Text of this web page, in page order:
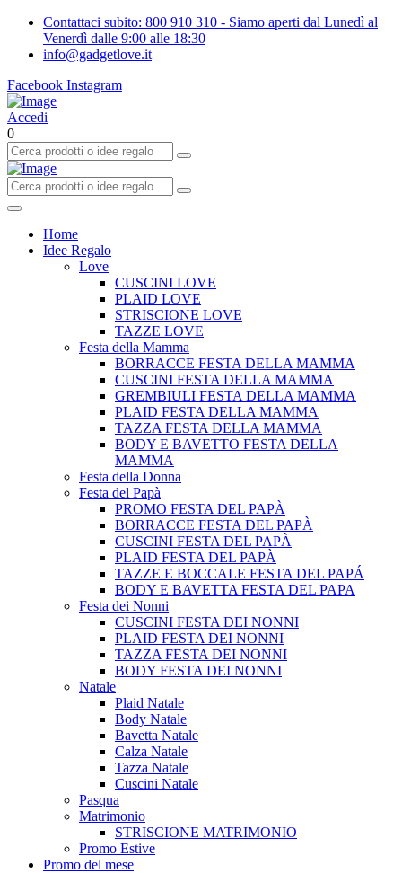
Contattaci subito: 800 910 310 - Siamo aperti dal Lunedì al
Venerdì dalle 9:00 alle 18:30
info@gadgetlove.it
Facebook Instagram
Accedi
0
Home
Idee Regalo
Love
CUSCINI LOVE
PLAID LOVE
STRISCIONE LOVE
TAZZE LOVE
Festa della Mamma
BORRACCE FESTA DELLA MAMMA
CUSCINI FESTA DELLA MAMMA
GREMBIULI FESTA DELLA MAMMA
PLAID FESTA DELLA MAMMA
TAZZA FESTA DELLA MAMMA
BODY E BAVETTO FESTA DELLA
MAMMA
Festa della Donna
Festa del Papà
PROMO FESTA DEL PAPÀ
BORRACCE FESTA DEL PAPÀ
CUSCINI FESTA DEL PAPÀ
PLAID FESTA DEL PAPÀ
TAZZE E BOCCALE FESTA DEL PAPÁ
BODY E BAVETTA FESTA DEL PAPA
Festa dei Nonni
CUSCINI FESTA DEI NONNI
PLAID FESTA DEI NONNI
TAZZA FESTA DEI NONNI
BODY FESTA DEI NONNI
Natale
Plaid Natale
Body Natale
Bavetta Natale
Calza Natale
Tazza Natale
Cuscini Natale
Pasqua
Matrimonio
STRISCIONE MATRIMONIO
Promo Estive
Promo del mese